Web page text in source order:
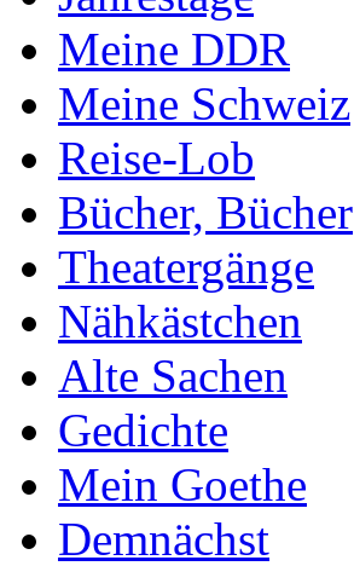
Meine DDR
Meine Schweiz
Reise-Lob
Bücher, Bücher
Theatergänge
Nähkästchen
Alte Sachen
Gedichte
Mein Goethe
Demnächst